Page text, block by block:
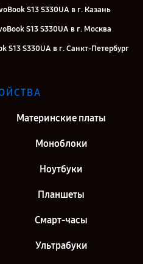
S13 S330UA в г. Казань
S13 S330UA в г. Москва
S13 S330UA в г. Санкт-Петербург
Материнские платы
Моноблоки
Ноутбуки
Планшеты
Смарт-часы
Ультрабуки